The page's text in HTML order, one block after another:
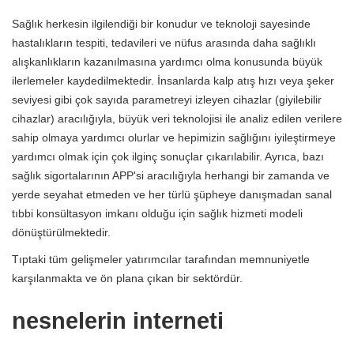
Sağlık herkesin ilgilendiği bir konudur ve teknoloji sayesinde
hastalıkların tespiti, tedavileri ve nüfus arasında daha sağlıklı
alışkanlıkların kazanılmasına yardımcı olma konusunda büyük
ilerlemeler kaydedilmektedir. İnsanlarda kalp atış hızı veya şeker
seviyesi gibi çok sayıda parametreyi izleyen cihazlar (giyilebilir
cihazlar) aracılığıyla, büyük veri teknolojisi ile analiz edilen verilere
sahip olmaya yardımcı olurlar ve hepimizin sağlığını iyileştirmeye
yardımcı olmak için çok ilginç sonuçlar çıkarılabilir. Ayrıca, bazı
sağlık sigortalarının APP'si aracılığıyla herhangi bir zamanda ve
yerde seyahat etmeden ve her türlü şüpheye danışmadan sanal
tıbbi konsültasyon imkanı olduğu için sağlık hizmeti modeli
dönüştürülmektedir.
Tıptaki tüm gelişmeler yatırımcılar tarafından memnuniyetle
karşılanmakta ve ön plana çıkan bir sektördür.
nesnelerin interneti